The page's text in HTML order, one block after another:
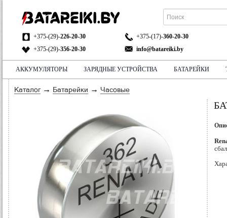
+375-(29)-226-20-30
+375-(29)-356-20-30
+375-(17)-360-20-30
info@batareiki.by
АДРЕС:
НА КАРТЕ
АККУМУЛЯТОРЫ ЗАРЯДНЫЕ УСТРОЙСТВА БАТАРЕЙКИ
Каталог→ Батарейки → Часовые